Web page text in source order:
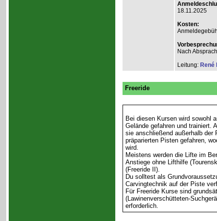
18.11.2025
Kosten:
Nach
Leitung: René
Freeride
Bei diesen Kursen wird sowohl
Gelände gefahren und trainiert.
sie anschließend außerhalb der
präparierten Pisten gefahren,
wird.
Meistens werden die Lifte im
Anstiege ohne Lifthilfe
(Freeride II).
Du solltest als
Carvingtechnik auf der Piste
Für Freeride Kurse sind
(Lawinenverschütteten-
erforderlich.